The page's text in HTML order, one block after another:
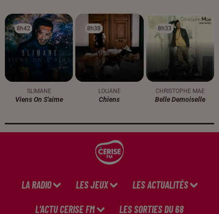
8h42
8h42
SLIMANE
Viens On S'aime
8h38
8h38
LOUANE
Chiens
8h33
8h33
CHRISTOPHE MAE
Belle Demoiselle
LA RADIO LES JEUX LES ACTUALITÉS
L'ACTU CERISE FM LES SORTIES DU 68